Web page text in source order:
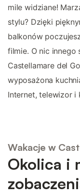
mile widziane!
stylu? Dzięki
balkonów
filmie. O nic innego
Castellamare del
wyposażona
Internet, telewizor i
Wakacje w
Okolica i